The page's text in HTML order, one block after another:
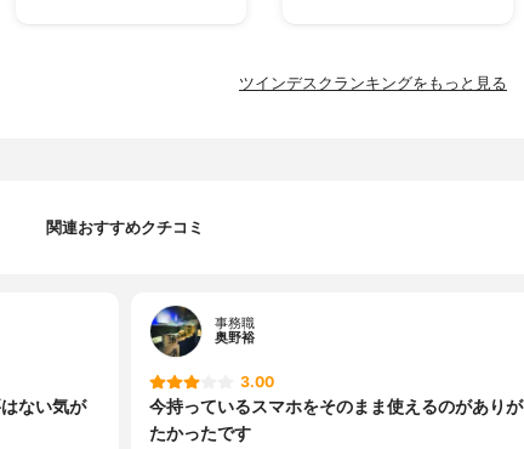
ツインデスクランキングをもっと見る
関連おすすめクチコミ
ない気が
事務職
奥野裕
3.00
今持っているスマホをそのまま使えるのがありが
たかったです